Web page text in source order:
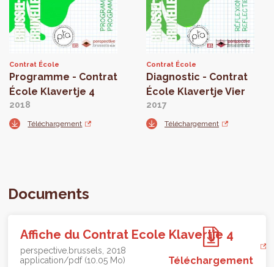
Contrat École
Programme - Contrat
École Klavertje 4
2018
Téléchargement
Contrat École
Diagnostic - Contrat
École Klavertje Vier
2017
Téléchargement
Documents
Affiche du Contrat Ecole Klavertje 4
perspective.brussels 2018
application/pdf (10.05 Mo)
Téléchargement